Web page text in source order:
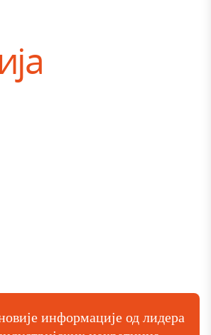
информације од лидера